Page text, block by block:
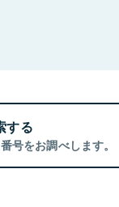
する
号をお調べします。